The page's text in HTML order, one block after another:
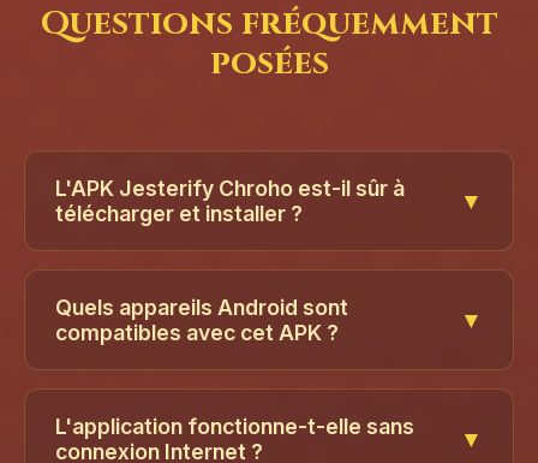
Questions fréquemment
posées
L'APK Jesterify Chroho est-il sûr à
télécharger et installer ?
▼
Oui, il s'agit de l'APK officiel Jesterify Chroho
3.0 signé par le développeur Mykola Dorohan.
Le fichier de 14,7 Mo ne contient aucun
logiciel malveillant, publicitaire ou code de
suivi. L'APK ne demande que les autorisations
essentielles (stockage pour les données de
Quels appareils Android sont
compatibles avec cet APK ?
▼
Jesterify Chroho nécessite Android 8.0 (Oreo)
ou ultérieur. L'application fonctionne sur les
téléphones et tablettes de tous les fabricants,
L'application fonctionne-t-elle sans
connexion Internet ?
▼